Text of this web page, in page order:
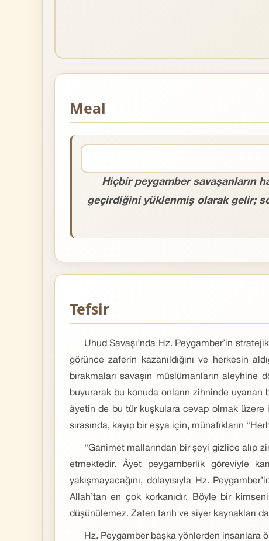
Meal
Hiçbir peygamber savaşanların
geçirdiğini yüklenmiş olarak gelir;
Tefsir
Uhud Savaşı’nda Hz. Peygamber’in
görünce zaferin kazanıldığını ve herkesin
bırakmaları savaşın müslümanların
buyurarak bu konuda onların zihninde uyanan
âyetin de bu tür kuşkulara cevap olmak üzere
sırasında, kayıp bir eşya için, münafıkların
“Ganimet mallarından bir şeyi gizlice alıp
etmektedir. Âyet peygamberlik göreviyle
yakışmayacağını, dolayısıyla Hz.
Allah’tan en çok korkanıdır. Böyle bir
düşünülemez. Zaten tarih ve siyer kaynakları
Hz. Peygamber başka yönlerden insanlara